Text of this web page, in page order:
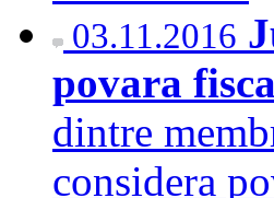
03.11.2016
povara
dintre
considera